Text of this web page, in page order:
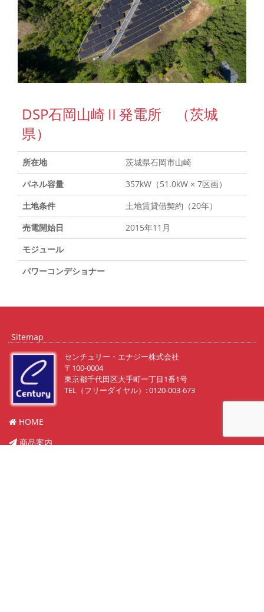
DSP石岡山崎Ⅱ発電所 （茨城
県）
所在地
茨城県石岡市山崎
パネル容量
357kW（51.0kW × 7区画）
土地条件
土地賃貸借契約（20年）
売電開始日
2015年11月
モジュール
パワーコンデショナー
Sitemap
センチュリー・エナジー株式会社
〒100-0004
東京都千代田区大手町一丁目1番1号
TEL（フリーダイヤル）: 0120-003-673
HOME
商品案内